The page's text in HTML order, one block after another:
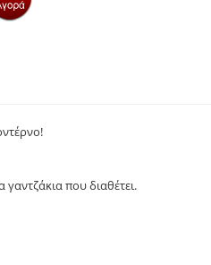
που διαθέτει.